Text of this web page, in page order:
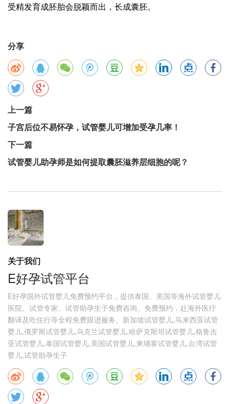
受精发育成胚胎会脱颖而出，长成囊胚。
分享
上一篇
子宫后位不易怀孕，试管婴儿可增加受孕几率！
下一篇
试管婴儿助孕师是如何提取囊胚滋养层细胞的呢？
关于我们
E好孕试管平台
E好孕国外试管婴儿免费预约平台，提供泰国、美国等海外试管婴儿
医院、试管专家、试管助孕生子免费咨询、免费预约，赴海外医疗
翻译及吃住行等全程免费跟进服务。新加坡试管婴儿,马来西亚试管
婴儿,俄罗斯试管婴儿,乌克兰试管婴儿,哈萨克斯坦试管婴儿,格鲁吉
亚试管婴儿,泰国试管婴儿,美国试管婴儿,柬埔寨试管婴儿,台湾试管
婴儿,试管助孕生子